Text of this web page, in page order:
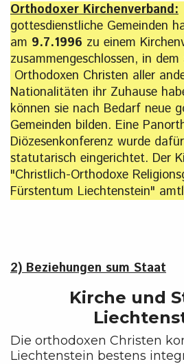
Orthodoxer Kirchenverband:
gottesdienstliche Gemeinden
am 9.7.1996 zu einem
zusammengeschlossen, in
Orthodoxen Christen aller
Nationalitäten ihr Zuhause
können sie nach Bedarf neue
Gemeinden bilden. Eine
Diözesenkonferenz wurde
statutarisch eingerichtet. Der
"Christlich-Orthodoxe
Fürstentum Liechtenstein"
2) Beziehungen sum Staat
Kirche und
Die orthodoxen Christen
Liechtenstein bestens